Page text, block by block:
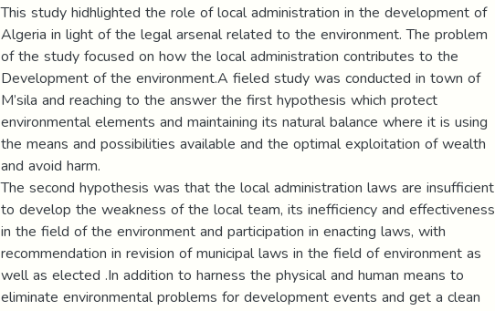
This study hidhlighted the role of local administration in the development of
Algeria in light of the legal arsenal related to the environment. The problem
of the study focused on how the local administration contributes to the
Development of the environment.A fieled study was conducted in town of
M’sila and reaching to the answer the first hypothesis which protect
environmental elements and maintaining its natural balance where it is using
the means and possibilities available and the optimal exploitation of wealth
and avoid harm.
The second hypothesis was that the local administration laws are insufficient
to develop the weakness of the local team, its inefficiency and effectiveness
in the field of the environment and participation in enacting laws, with
recommendation in revision of municipal laws in the field of environment as
well as elected .In addition to harness the physical and human means to
eliminate environmental problems for development events and get a clean